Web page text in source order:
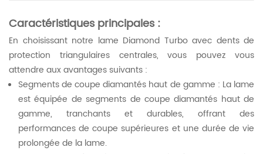
Caractéristiques principales :
En choisissant notre lame Diamond Turbo avec dents de
protection triangulaires centrales, vous pouvez vous
attendre aux avantages suivants :
Segments de coupe diamantés haut de gamme : La lame
est équipée de segments de coupe diamantés haut de
gamme, tranchants et durables, offrant des
performances de coupe supérieures et une durée de vie
prolongée de la lame.